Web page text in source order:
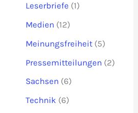
Leserbriefe (1)
Medien (12)
Meinungsfreiheit (5)
Pressemitteilungen (2)
Sachsen (6)
Technik (6)